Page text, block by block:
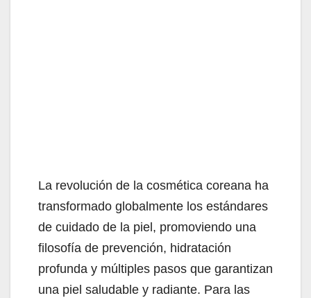
La revolución de la cosmética coreana ha
transformado globalmente los estándares
de cuidado de la piel, promoviendo una
filosofía de prevención, hidratación
profunda y múltiples pasos que garantizan
una piel saludable y radiante. Para las